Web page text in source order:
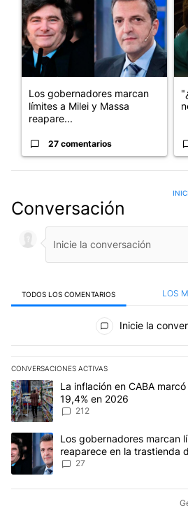
Los gobernadores marcan
límites a Milei y Massa
reapare...
27 comentarios
Conversación
TODOS LOS COMENTARIOS LOS
Todos los comentarios
Inicie la
CONVERSACIONES ACTIVAS
Este listado muestra los artículos con
Un artículo de tendencia con el título
La inflación en CABA
19,4% en 2026
212
Un artículo de tendencia con el título
Los gobernadores marcan
reaparece en la trastienda
27